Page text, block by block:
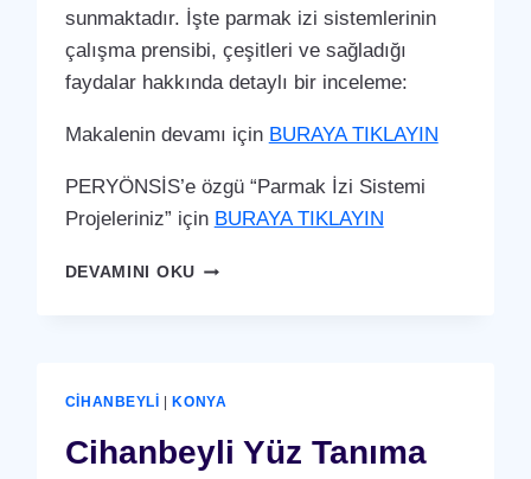
sunmaktadır. İşte parmak izi sistemlerinin
çalışma prensibi, çeşitleri ve sağladığı
faydalar hakkında detaylı bir inceleme:
Makalenin devamı için BURAYA TIKLAYIN
PERYÖNSİS’e özgü “Parmak İzi Sistemi
Projeleriniz” için BURAYA TIKLAYIN
DEVAMINI OKUCIHANBEYLI
CIHANBEYLI KONYA
Cihanbeyli Yüz Tanıma